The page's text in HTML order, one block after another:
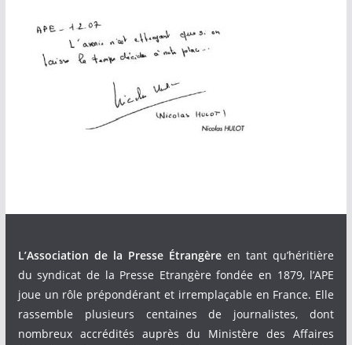
L’Association de la Presse Étrangèreen tant qu’héritière
du syndicat de la Presse Etrangère fondée en 1879, l’APE
joue un rôle prépondérant et irremplaçable en France. Elle
rassemble plusieurs centaines de journalistes, dont
nombreux accrédités auprès du Ministère des Affaires